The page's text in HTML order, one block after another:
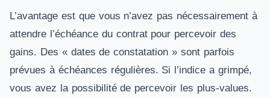
L’avantage est que vous n’avez pas nécessairement à
attendre l’échéance du contrat pour percevoir des
gains. Des « dates de constatation » sont parfois
prévues à échéances régulières. Si l’indice a grimpé,
vous avez la possibilité de percevoir les plus-values.